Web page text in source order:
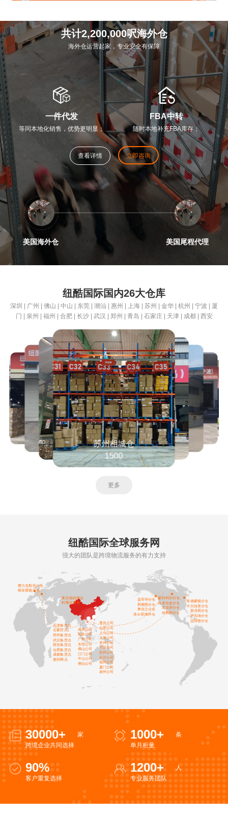
共计2,200,000呎海外仓
海外仓运营起家，专业安全有保障
一件代发
等同本地化销售，优势更明显；
FBA中转
随时本地补充FBA库存；
查看详情 立即咨询
美国海外仓 美国尾程代理
纽酷国际国内26大仓库
深圳 | 广州 | 佛山 | 中山 | 东莞 | 潮汕 | 惠州 | 上海 | 苏州 | 金华 | 杭州 | 宁波 | 厦
门 | 泉州 | 福州 | 合肥 | 长沙 | 武汉 | 郑州 | 青岛 | 石家庄 | 天津 | 成都 | 西安
浙江宁波仓
2000平
更多
纽酷国际全球服务网
强大的团队是跨境物流服务的有力支持
深圳公司
福永公司
广州公司
东莞公司
佛山公司
江门公司
中山公司
潮汕公司
青岛公司
合肥公司
义乌公司
上海公司
苏州公司
宁波公司
杭州公司
长沙公司
福州公司
厦门公司
泉州公司
天津集货点
石家庄点
郑州集货点
武汉集货点
西安集货点
合肥集货点
成都集货点
惠州网点
埃德蒙顿分仓
卡尔加里分仓
新泽西分仓
萨瓦纳分仓
迈阿密分仓
蒙特利尔分仓
自多伦多分仓
芝加哥分仓
休斯顿分仓
温哥华分仓
西雅图分仓
奥克兰分仓
洛杉矶海外仓
费力克斯托分仓
南安普顿分仓
莱比锡自营仓
科隆自营仓
30000+
家
跨境企业共同选择
1000+
条
单月柜量
90%
客户重复选择
1200+
人
专业服务团队